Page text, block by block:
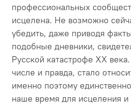
профессиональных
исцелена. Не возможно
убедить, даже приводя
подобные дневники,
Русской катастрофе XX
числе и правда, стало
именно поэтому
наше время для исцеления